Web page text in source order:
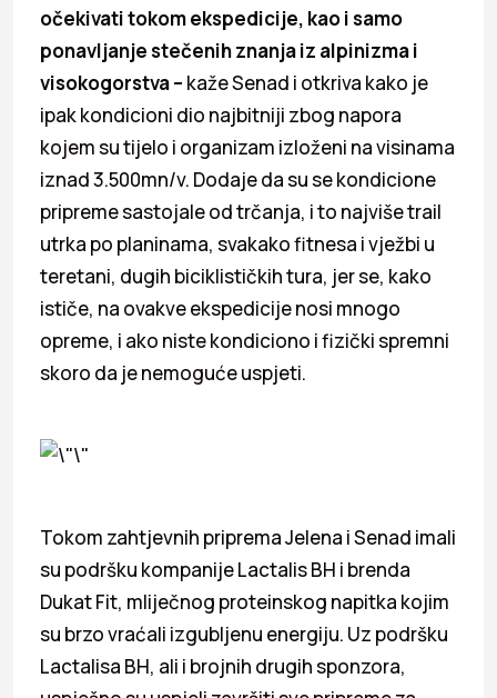
očekivati tokom ekspedicije, kao i samo
ponavljanje stečenih znanja iz alpinizma i
visokogorstva – kaže Senad i otkriva kako je
ipak kondicioni dio najbitniji zbog napora
kojem su tijelo i organizam izloženi na visinama
iznad 3.500mn/v. Dodaje da su se kondicione
pripreme sastojale od trčanja, i to najviše trail
utrka po planinama, svakako fitnesa i vježbi u
teretani, dugih biciklističkih tura, jer se, kako
ističe, na ovakve ekspedicije nosi mnogo
opreme, i ako niste kondiciono i fizički spremni
skoro da je nemoguće uspjeti.
Tokom zahtjevnih priprema Jelena i Senad imali
su podršku kompanije Lactalis BH i brenda
Dukat Fit, mliječnog proteinskog napitka kojim
su brzo vraćali izgubljenu energiju. Uz podršku
Lactalisa BH, ali i brojnih drugih sponzora,